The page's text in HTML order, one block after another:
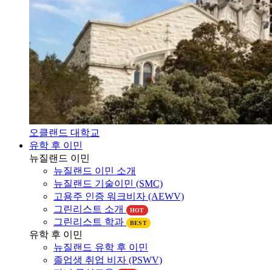
오클랜드 대학교
유학 후 이민
뉴질랜드 이민
뉴질랜드 이민 소개
뉴질랜드 기술이민 (SMC)
고용주 인증 워크비자 (AEWV)
그린리스트 소개
그린리스트 학과 BEST
유학 후 이민